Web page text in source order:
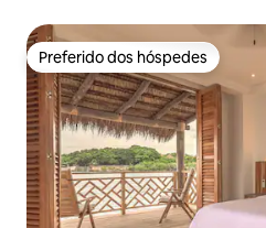
Preferido dos hóspedes
Preferido dos hóspedes